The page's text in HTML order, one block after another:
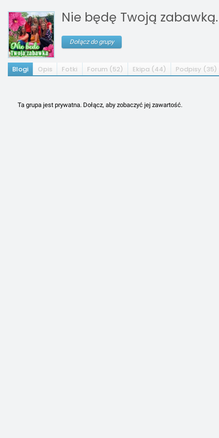
Nie będę Twoją
Dołącz do grupy
Blogi Opis Fotki Forum (52) Ekipa (44) Podpisy (35)
Ta grupa jest prywatna. Dołącz, aby zobaczyć jej zawartość.